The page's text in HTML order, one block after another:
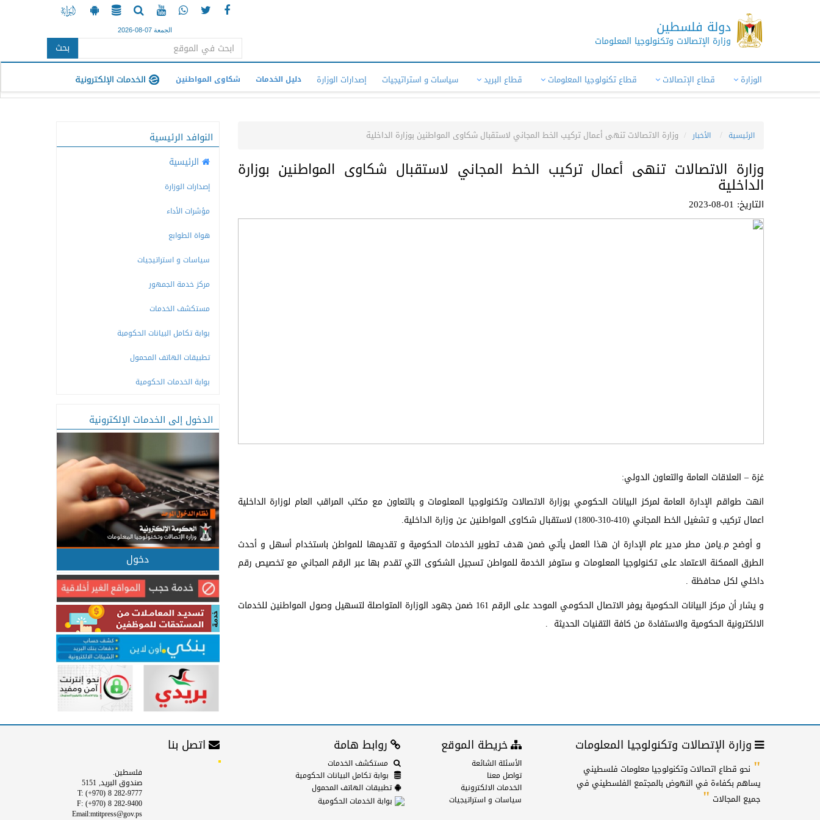
دولة فلسطين
وزارة الإتصالات وتكنولوجيا المعلومات
الجمعة 07-08-2026
بحث
الوزارة قطاع الإتصالات قطاع تكنولوجيا المعلومات قطاع البريد سياسات و استراتيجيات إصدارات الوزارة دليل الخدمات شكاوى المواطنين
الرئيسية الأخبار وزارة الاتصالات تنهى أعمال تركيب الخط المجاني لاستقبال شكاوى المواطنين بوزارة الداخلية
وزارة الاتصالات تنهى أعمال تركيب الخط المجاني لاستقبال شكاوى المواطنين بوزارة
الداخلية
التاريخ: 01-08-2023
غزة – العلاقات العامة والتعاون الدولي:
انهت طواقم الإدارة العامة لمركز البيانات الحكومي بوزارة الاتصالات وتكنولوجيا المعلومات و بالتعاون مع مكتب المراقب العام لوزارة الداخلية
اعمال تركيب و تشغيل الخط المجاني (410-310-1800) لاستقبال شكاوى المواطنين عن وزارة الداخلية.
و أوضح م.يامن مطر مدير عام الإدارة ان هذا العمل يأتي ضمن هدف تطوير الخدمات الحكومية و تقديمها للمواطن باستخدام أسهل و أحدث
الطرق الممكنة الاعتماد على تكنولوجيا المعلومات و ستوفر الخدمة للمواطن تسجيل الشكوى التي تقدم بها عبر الرقم المجاني مع تخصيص رقم
داخلي لكل محافظة .
و يشار أن مركز البيانات الحكومية يوفر الاتصال الحكومي الموحد على الرقم 161 ضمن جهود الوزارة المتواصلة لتسهيل وصول المواطنين للخدمات
الالكترونية الحكومية والاستفادة من كافة التقنيات الحديثة .
النوافد الرئيسية
الرئيسية
إصدارات الوزارة
مؤشرات الأداء
هواة الطوابع
سياسات و استراتيجيات
مركز خدمة الجمهور
مستكشف الخدمات
بوابة تكامل البيانات الحكومبة
تطبيقات الهاتف المحمول
بوابة الخدمات الحكومية
الدخول إلى الخدمات الإلكترونية
دخول
وزارة الإتصالات وتكنولوجيا المعلومات
" نحو قطاع اتصالات وتكنولوجيا معلومات فلسطيني
يساهم بكفاءة في النهوض بالمجتمع الفلسطيني في
جميع المجالات "
خريطة الموقع
الأسئلة الشائعة
تواصل معنا
الخدمات الالكترونية
سياسات و استراتيجيات
روابط هامة
مستكشف الخدمات
بوابة تكامل البيانات الحكومية
تطبيقات الهاتف المحمول
بوابة الخدمات الحكومية
اتصل بنا
فلسطين.
صندوق البريد, 5151
T: (+970) 8 282-9777
F: (+970) 8 282-9400
Email:mtitpress@gov.ps